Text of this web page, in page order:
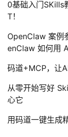
0基础入门SKills
T！
OpenClaw 案例
enClaw 如何用
码道+MCP，让
从零开始写好
心它
用码道一键生成